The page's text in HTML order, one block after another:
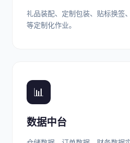
礼品装配、定制包装、贴标换签
等定制化作业。
📊
数据中台